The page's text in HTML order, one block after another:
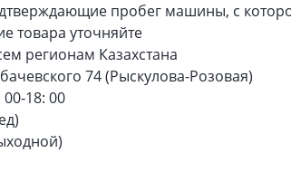
пробег машины, с
товара уточняйте
регионам Казахстана
74 (Рыскулова-Розовая)
00-18: 00